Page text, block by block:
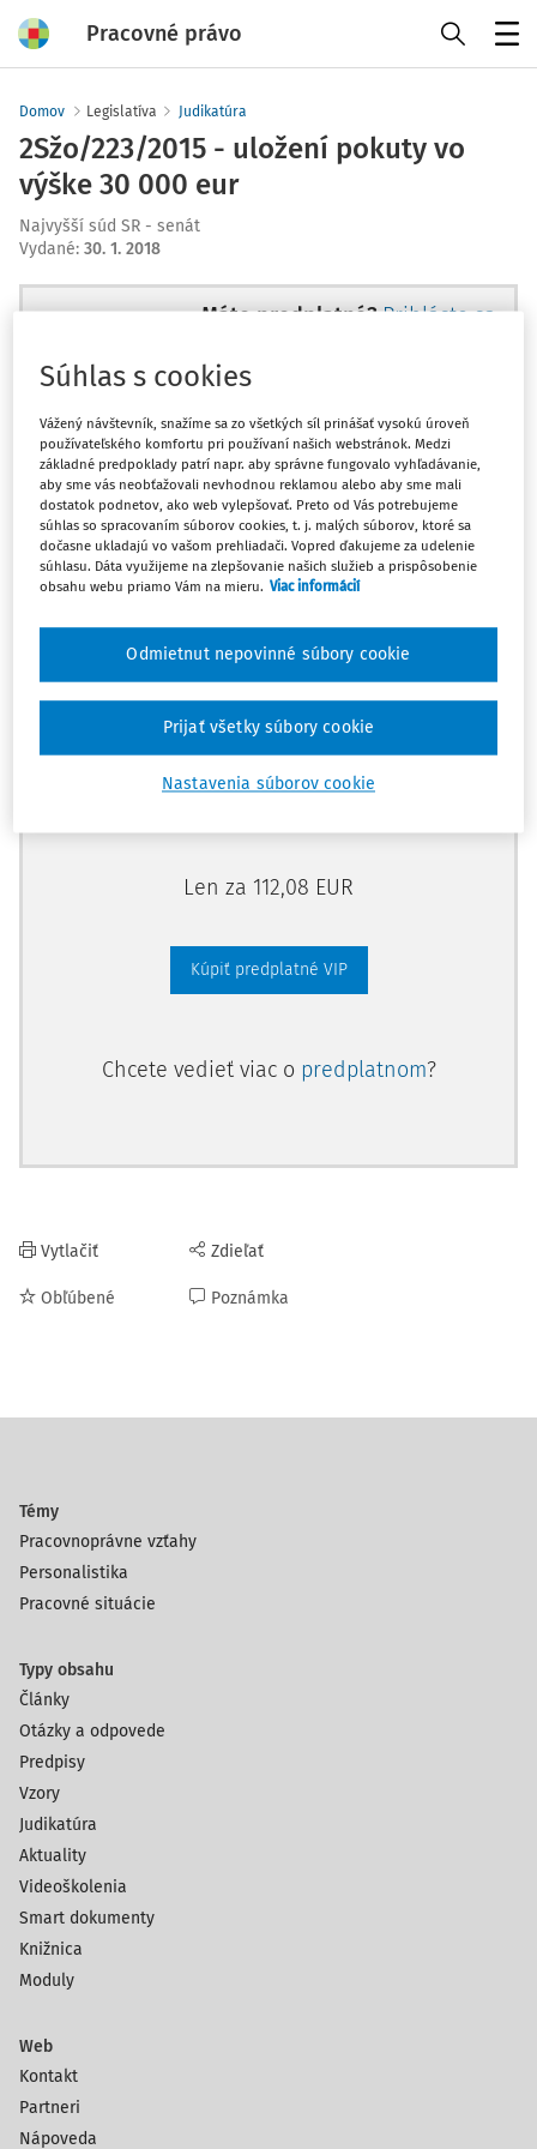
Pracovné právo
Domov Legislatíva Judikatúra
2Sžo/223/2015 - uložení pokuty vo
výške 30 000 eur
Najvyšší súd SR - senát
Vydané: 30. 1. 2018
Máte predplatné? Prihláste sa
Tento dokument je len pre
predplatiteľov VIP.
Odomknite si prístup zakúpením
predplatného.
Vďaka tomu získate aj:
Kompletný odborný obsah portálu
Všetky praktické nástroje: vzory, smart
dokumenty, knižnica
Len za 112,08 EUR
Kúpiť predplatné VIP
Chcete vedieť viac o predplatnom?
Vytlačiť
Obľúbené
Zdieľať
Poznámka
Témy
Pracovnoprávne vzťahy
Personalistika
Pracovné situácie
Typy obsahu
Články
Otázky a odpovede
Predpisy
Vzory
Judikatúra
Aktuality
Videoškolenia
Smart dokumenty
Knižnica
Moduly
Web
Kontakt
Partneri
Nápoveda
Súhlas s cookies
Vážený návštevník, snažíme sa zo všetkých síl prinášať vysokú úroveň
používateľského komfortu pri používaní našich webstránok. Medzi
základné predpoklady patrí napr. aby správne fungovalo vyhľadávanie,
aby sme vás neobťažovali nevhodnou reklamou alebo aby sme mali
dostatok podnetov, ako web vylepšovať. Preto od Vás potrebujeme
súhlas so spracovaním súborov cookies, t. j. malých súborov, ktoré sa
dočasne ukladajú vo vašom prehliadači. Vopred ďakujeme za udelenie
súhlasu. Dáta využijeme na zlepšovanie našich služieb a prispôsobenie
obsahu webu priamo Vám na mieru. Viac informácií
Nastavenia súborov cookie
Odmietnut nepovinné súbory cookie
Prijať všetky súbory cookie